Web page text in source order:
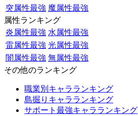
突属性最強 魔属性最強
属性ランキング
炎属性最強 水属性最強
雷属性最強 光属性最強
闇属性最強 無属性最強
その他のランキング
職業別キャラランキング
島掘りキャラランキング
サポート最強キャラランキング